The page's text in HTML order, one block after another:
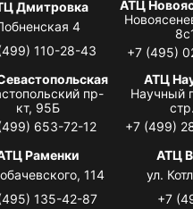
Дмитровка
4
110-28-43
АТЦ
+7 (495)
пр-
кт, 95Б
653-72-12
АТЦ
Научный
+7 (499)
Раменки
114
135-42-87
АТЦ
ул.
+7